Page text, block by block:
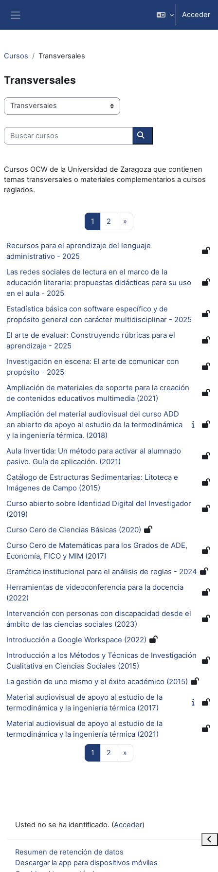
Acceder
Cursos Transversales
Transversales
Categorías
Buscar cursos
Buscar cursos
Cursos OCW de la Universidad de Zaragoza que contienen
temas transversales o materiales complementarios a cursos
reglados.
1 Página 1
2 Página 2
»
Recursos para el aprendizaje del lenguaje
administrativo - 2025
Las redes sociales de lectura en el marco de la
educación literaria: propuestas didácticas para su uso
en el aula - 2025
Estadística básica con software específico y de
propósito general con carácter multidisciplinar - 2025
El arte de evaluar: Construyendo rúbricas para el
aprendizaje - 2025
Investigación en escena: El arte de comunicar con
propósito - 2025
Ampliación de materiales de soporte para la creación
de contenidos educativos multimedia (2021)
Ampliación del material audiovisual del curso ADD
en abierto de apoyo al estudio de la termodinámica
y la ingeniería térmica. (2018)
Aula Invertida: Un método para activar al alumnado
pasivo. Guía de aplicación. (2021)
Catálogo de Estructuras Sedimentarias: Litoteca e
Imágenes de Campo (2015)
Curso abierto sobre Identidad Digital del Investigador
(2019)
Curso Cero de Ciencias Básicas (2020)
Curso Cero de Matemáticas para los Grados de ADE,
Economía, FICO y MIM (2017)
Gramática institucional para el análisis de reglas - 2024
Herramientas de videoconferencia para la docencia
(2022)
Intervención con personas con discapacidad desde el
ámbito de las ciencias sociales (2023)
Introducción a Google Workspace (2022)
Introducción a los Métodos y Técnicas de Investigación
Cualitativa en Ciencias Sociales (2015)
La gestión de uno mismo y el éxito académico (2015)
Material audiovisual de apoyo al estudio de la
termodinámica y la ingeniería térmica (2017)
Material audiovisual de apoyo al estudio de la
termodinámica y la ingeniería térmica (2021)
1 Página 1
2 Página 2
»
Usted no se ha identificado. (Acceder)
Resumen de retención de datos
Descargar la app para dispositivos móviles